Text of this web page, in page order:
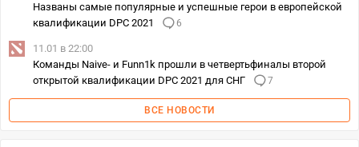
Названы самые популярные и успешные герои в европейской
квалификации DPC 2021
6
11.01 в 22:00
Команды Naive- и Funn1k прошли в четвертьфиналы второй
открытой квалификации DPC 2021 для СНГ
7
ВСЕ НОВОСТИ